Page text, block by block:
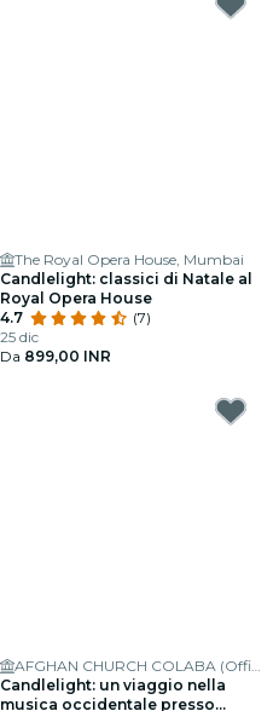
The Royal Opera House, Mumbai
Candlelight: classici di Natale al
Royal Opera House
4.7
(7)
25 dic
Da 899,00 INR
AFGHAN CHURCH COLABA (Official)
Candlelight: un viaggio nella
musica occidentale presso